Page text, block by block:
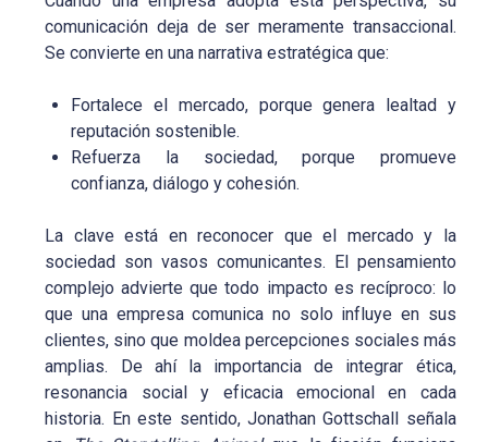
comunicación deja de ser meramente transaccional.
Se convierte en una narrativa estratégica que:
Fortalece el mercado, porque genera lealtad y
reputación sostenible.
Refuerza la sociedad, porque promueve
confianza, diálogo y cohesión.
La clave está en reconocer que el mercado y la
sociedad son vasos comunicantes. El pensamiento
complejo advierte que todo impacto es recíproco: lo
que una empresa comunica no solo influye en sus
clientes, sino que moldea percepciones sociales más
amplias. De ahí la importancia de integrar ética,
resonancia social y eficacia emocional en cada
historia. En este sentido, Jonathan Gottschall señala